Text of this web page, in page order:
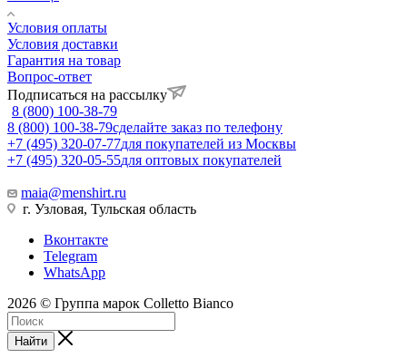
Условия оплаты
Условия доставки
Гарантия на товар
Вопрос-ответ
Подписаться на рассылку
8 (800) 100-38-79
8 (800) 100-38-79сделайте заказ по телефону
+7 (495) 320-07-77для покупателей из Москвы
+7 (495) 320-05-55для оптовых покупателей
maia@menshirt.ru
г. Узловая, Тульская область
Вконтакте
Telegram
WhatsApp
2026 © Группа марок Colletto Bianco
Найти